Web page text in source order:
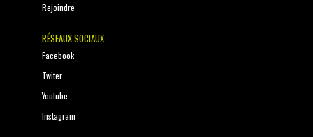
Rejoindre
RÉSEAUX SOCIAUX
Facebook
Twiter
Youtube
Instagram